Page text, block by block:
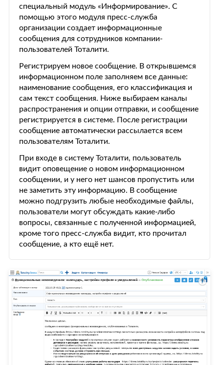
специальный модуль «Информирование». С
помощью этого модуля пресс-служба
организации создает информационные
сообщения для сотрудников компании-
пользователей Тоталити.
Регистрируем новое сообщение. В открывшемся
информационном поле заполняем все данные:
наименование сообщения, его классификация и
сам текст сообщения. Ниже выбираем каналы
распространения и опции отправки, и сообщение
регистрируется в системе. После регистрации
сообщение автоматически рассылается всем
пользователям Тоталити.
При входе в систему Тоталити, пользователь
видит оповещение о новом информационном
сообщении, и у него нет шансов пропустить или
не заметить эту информацию. В сообщение
можно подгрузить любые необходимые файлы,
пользователи могут обсуждать какие-либо
вопросы, связанные с полученной информацией,
кроме того пресс-служба видит, кто прочитал
сообщение, а кто ещё нет.